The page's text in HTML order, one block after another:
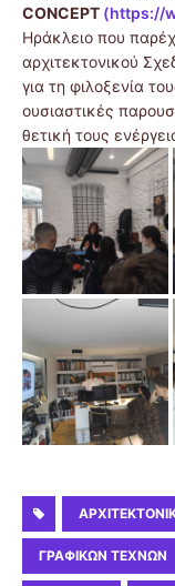
CONCEPT (https://
Ηράκλειο που
αρχιτεκτονικού
για τη φιλοξενία
ουσιαστικές
θετική τους
ΓΡΑΦΙΚΏΝ ΤΕΧΝΏΝ